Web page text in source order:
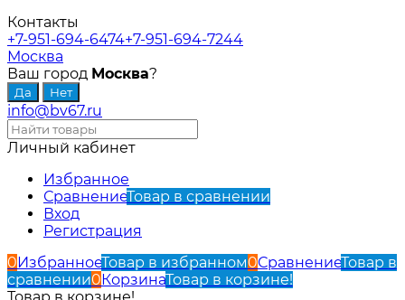
Контакты
+7-951-694-6474+7-951-694-7244
Москва
Ваш город Москва?
info@bv67.ru
Личный кабинет
Избранное
СравнениеТовар в сравнении
Вход
Регистрация
0ИзбранноеТовар в избранном0СравнениеТовар в
сравнении0КорзинаТовар в корзине!
Товар в корзине!